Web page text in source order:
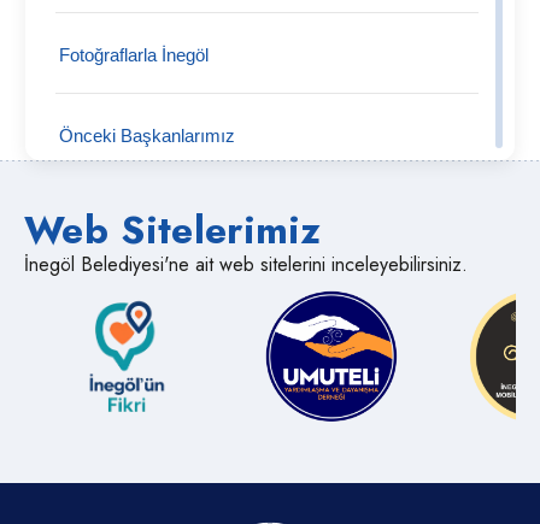
Şipali Mahallesi
Şehitler Mahallesi
Süpürtü Mahallesi
Sülüklügöl Mahallesi
Süle Mahallesi
Fotoğraflarla İnegöl
Önceki Başkanlarımız
Semt Pazarları
Medya İnegöl
Muhtarlıklar
Web Sitelerimiz
İnegöl Belediyesi'ne ait web sitelerini inceleyebilirsiniz.